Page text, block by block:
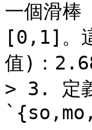
一個滑
[0,1]。
值)：
> 3. 定